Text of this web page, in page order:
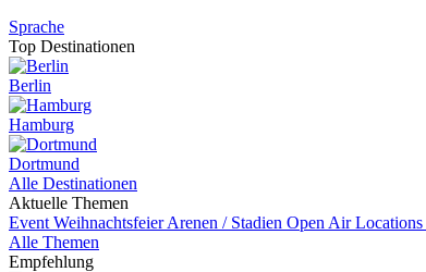
Sprache
Top Destinationen
Berlin
Hamburg
Dortmund
Alle Destinationen
Aktuelle Themen
Event WeihnachtsfeierArenen / Stadien Open Air Locations
Alle Themen
Empfehlung